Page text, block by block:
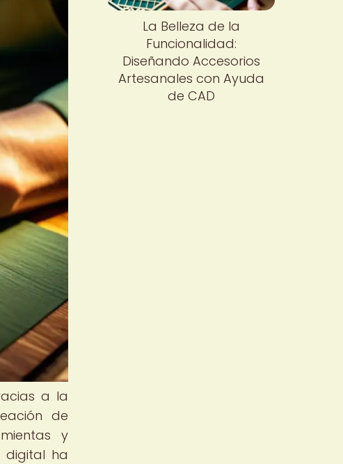
a la
de
y
digital ha
La Belleza de la
Funcionalidad:
Diseñando Accesorios
Artesanales con Ayuda
de CAD